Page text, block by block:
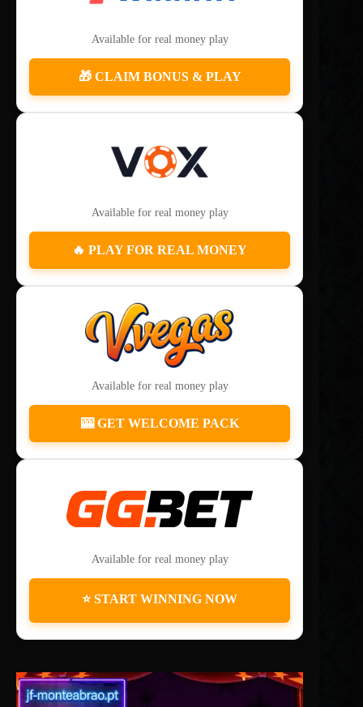
Available for real money play
🎁 CLAIM BONUS & PLAY
Available for real money play
🔥 PLAY FOR REAL MONEY
Available for real money play
🎰 GET WELCOME PACK
Available for real money play
⭐ START WINNING NOW